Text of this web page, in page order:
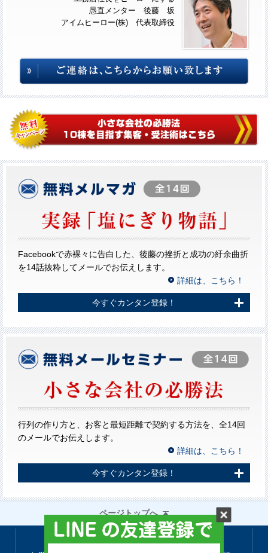
愚直メンター 後藤 坂
アイムヒーロー(株) 代表取締役
Facebookで赤裸々に告白した、後藤の挫折と成功の紆余曲折
を14話抜粋してメールでお伝えします。
詳細は、こちら！
今すぐカンタン登録！
行列の作り方と、お客と最短距離で契約する方法を、全14回
のメールでお伝えします。
詳細は、こちら！
今すぐカンタン登録！
ページトップへ